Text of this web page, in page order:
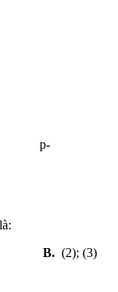
p-
B. (2); (3)